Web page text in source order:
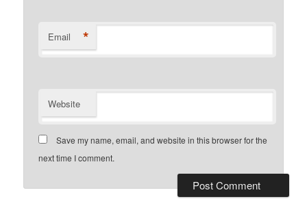
Email *
Website
Save my name, email, and website in this browser for the
next time I comment.